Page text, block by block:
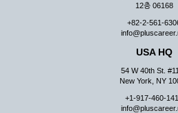
12층 06168
+82-2-561-
USA HQ
54 W 40th St.
New York, NY
+1-917-460-